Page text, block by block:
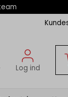
Log ind